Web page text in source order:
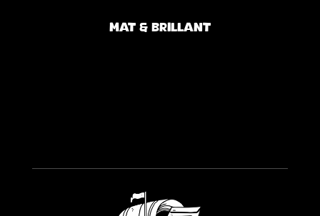
Mat & Brillant